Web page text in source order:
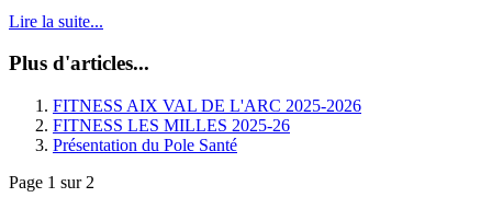
Lire la suite...
Plus d'articles...
FITNESS AIX VAL DE L'ARC 2025-2026
FITNESS LES MILLES 2025-26
Présentation du Pole Santé
Page 1 sur 2